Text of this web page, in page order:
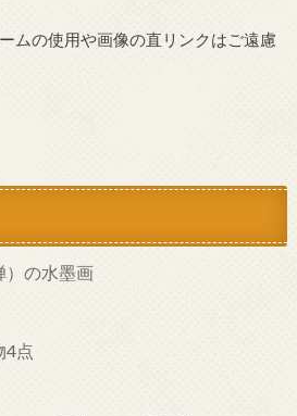
ムの使用や画像の直リンクはご遠慮
）の水墨画
4点